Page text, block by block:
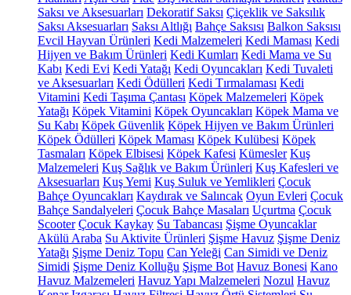
Saksı ve Aksesuarları Dekoratif Saksı Çiçeklik ve Saksılık
Saksı Aksesuarları Saksı Altlığı Bahçe Saksısı Balkon Saksısı
Evcil Hayvan Ürünleri Kedi Malzemeleri Kedi Maması Kedi
Hijyen ve Bakım Ürünleri Kedi Kumları Kedi Mama ve Su
Kabı Kedi Evi Kedi Yatağı Kedi Oyuncakları Kedi Tuvaleti
ve Aksesuarları Kedi Ödülleri Kedi Tırmalaması Kedi
Vitamini Kedi Taşıma Çantası Köpek Malzemeleri Köpek
Yatağı Köpek Vitamini Köpek Oyuncakları Köpek Mama ve
Su Kabı Köpek Güvenlik Köpek Hijyen ve Bakım Ürünleri
Köpek Ödülleri Köpek Maması Köpek Kulübesi Köpek
Tasmaları Köpek Elbisesi Köpek Kafesi Kümesler Kuş
Malzemeleri Kuş Sağlık ve Bakım Ürünleri Kuş Kafesleri ve
Aksesuarları Kuş Yemi Kuş Suluk ve Yemlikleri Çocuk
Bahçe Oyuncakları Kaydırak ve Salıncak Oyun Evleri Çocuk
Bahçe Sandalyeleri Çocuk Bahçe Masaları Uçurtma Çocuk
Scooter Çocuk Kaykay Su Tabancası Şişme Oyuncaklar
Akülü Araba Su Aktivite Ürünleri Şişme Havuz Şişme Deniz
Yatağı Şişme Deniz Topu Can Yeleği Can Simidi ve Deniz
Simidi Şişme Deniz Kolluğu Şişme Bot Havuz Bonesi Kano
Havuz Malzemeleri Havuz Yapı Malzemeleri Nozul Havuz